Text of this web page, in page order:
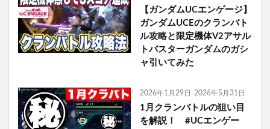
【ガンダムUCエンゲージ】
ガンダムUCEのクランバト
ル攻略と限定機体V2アサル
トバスターガンダムのガシ
ャ引いてみた
2026年1月29日 2026年5月31日
1月クランバトルの狙い目
を解説！ #UCエンゲー